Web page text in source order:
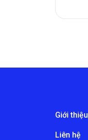
Giới thiệu
Liên hệ